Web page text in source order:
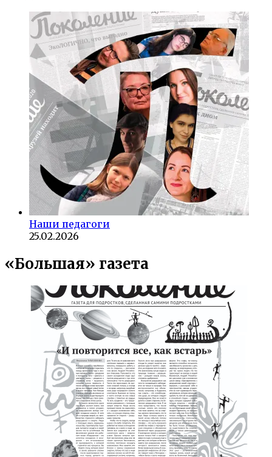
Наши педагоги
25.02.2026
«Большая» газета